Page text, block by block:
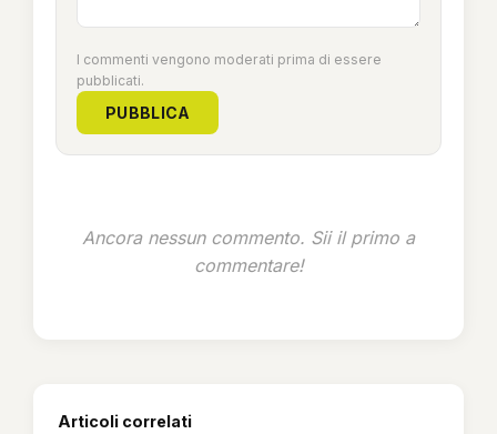
I commenti vengono moderati prima di essere
pubblicati.
PUBBLICA
Ancora nessun commento. Sii il primo a
commentare!
Articoli correlati